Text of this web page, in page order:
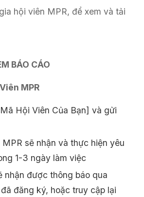
hội viên MPR, để xem và tải
BÁO CÁO
MPR
Hội Viên Của Bạn] và gửi
sẽ nhận và thực hiện yêu
1-3 ngày làm việc
nhận được thông báo qua
đăng ký, hoặc truy cập lại